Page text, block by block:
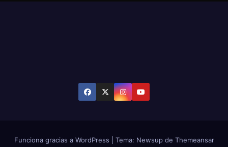
Funciona gracias a WordPress Tema: Newsup de Themeansar